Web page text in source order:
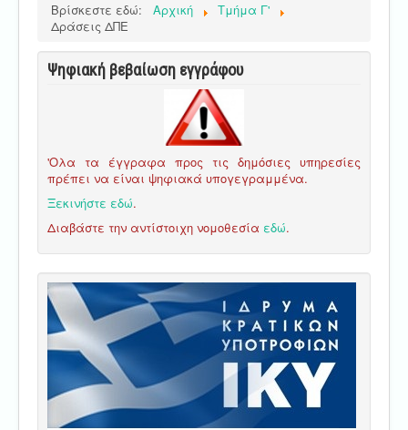
Βρίσκεστε εδώ: Αρχική
Τμήμα Γ'
Δράσεις ΔΠΕ
Ψηφιακή βεβαίωση εγγράφου
'Ολα τα έγγραφα προς τις δημόσιες υπηρεσίες
πρέπει να είναι ψηφιακά υπογεγραμμένα.
Ξεκινήστε εδώ.
Διαβάστε την αντίστοιχη νομοθεσία εδώ.